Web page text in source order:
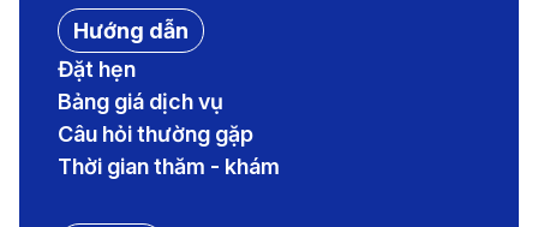
Hướng dẫn
Đặt hẹn
Bảng giá dịch vụ
Câu hỏi thường gặp
Thời gian thăm - khám